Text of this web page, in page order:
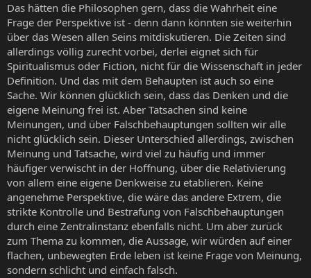
Das hätten die Philosophen gern, dass die Wahrheit eine
Frage der Perspektive ist - denn dann könnten sie weiterhin
über das Wesen allen Seins mitdiskutieren. Die Zeiten sind
allerdings völlig zurecht vorbei, derlei eignet sich für
Spiritualismus oder Fiction, nicht für die Wissenschaft in jeder
Definition. Und das mit dem Behaupten ist auch so eine
Sache. Wir können glücklich sein, dass das Denken und die
eigene Meinung frei ist. Aber Tatsachen sind keine
Meinungen, und über Falschbehauptungen sollten wir alle
nicht glücklich sein. Dieser Unterschied allerdings, zwischen
Meinung und Tatsache, wird viel zu häufig und immer
häufiger verwischt in der Hoffnung, über die Relativierung
von allem eine eigene Denkweise zu etablieren. Keine
angenehme Perspektive, die wäre das andere Extrem, die
strikte Kontrolle und Bestrafung von Falschbehauptungen
durch eine Zentralinstanz ebenfalls nicht. Um aber zurück
zum Thema zu kommen, die Aussage, wir würden auf einer
flachen, unbewegten Erde leben ist keine Frage von Meinung,
sondern schlicht und einfach falsch.